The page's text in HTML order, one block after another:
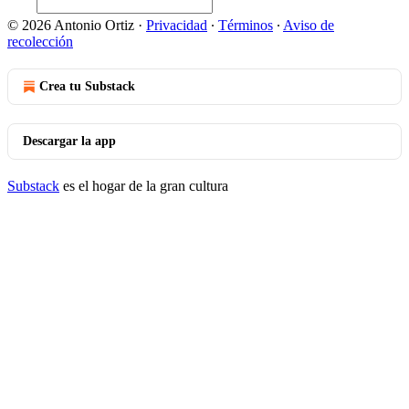
© 2026 Antonio Ortiz · Privacidad ∙ Términos ∙ Aviso de
recolección
Crea tu Substack
Descargar la app
Substack es el hogar de la gran cultura